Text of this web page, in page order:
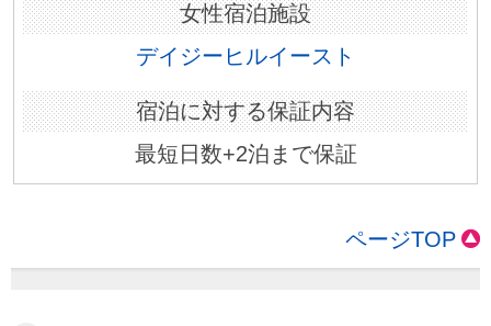
デイジーヒルイースト
最短日数+2泊まで保証
ページTOP